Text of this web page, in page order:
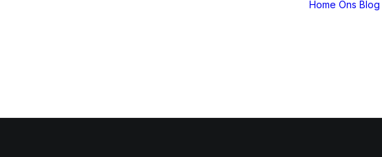
Home Ons Blog